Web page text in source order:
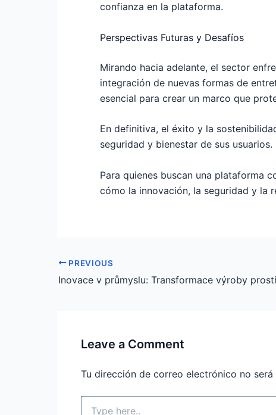
confianza en la plataforma.
Perspectivas Futuras y Desafíos
Mirando hacia adelante, el sector
integración de nuevas formas de
esencial para crear un marco que
En definitiva, el éxito y la
seguridad y bienestar de sus usuarios.
Para quienes buscan una plataforma
cómo la innovación, la seguridad y la
PREVIOUS
Leave a Comment
Tu dirección de correo electrónico no será